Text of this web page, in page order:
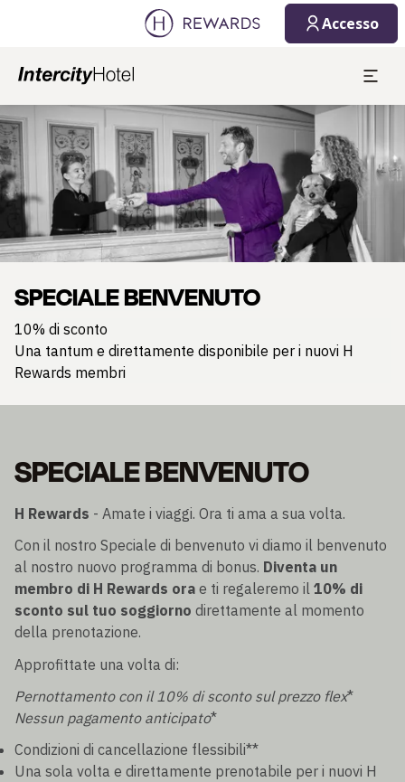
Accesso
Diapositiva 1 di 1
SPECIALE BENVENUTO
10% di sconto
Una tantum e direttamente disponibile per i nuovi H
Rewards membri
SPECIALE BENVENUTO
H Rewards - Amate i viaggi. Ora ti ama a sua volta.
Con il nostro Speciale di benvenuto vi diamo il benvenuto
al nostro nuovo programma di bonus. Diventa un
membro di H Rewards ora e ti regaleremo il 10% di
sconto sul tuo soggiorno direttamente al momento
della prenotazione.
Approfittate una volta di:
Pernottamento con il 10% di sconto sul prezzo flex*
Nessun pagamento anticipato*
Condizioni di cancellazione flessibili**
Una sola volta e direttamente prenotabile per i nuovi H